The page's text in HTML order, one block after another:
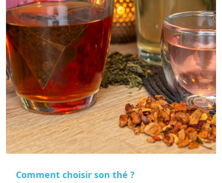
Comment choisir son thé ?